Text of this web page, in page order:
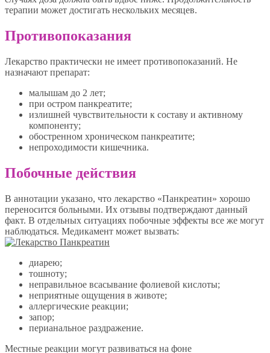
терапии может достигать нескольких месяцев.
Противопоказания
Лекарство практически не имеет противопоказаний. Не
назначают препарат:
малышам до 2 лет;
при остром панкреатите;
излишней чувствительности к составу и активному
компоненту;
обостренном хроническом панкреатите;
непроходимости кишечника.
Побочные действия
В аннотации указано, что лекарство «Панкреатин» хорошо
переносится больными. Их отзывы подтверждают данный
факт. В отдельных ситуациях побочные эффекты все же могут
наблюдаться. Медикамент может вызвать:
диарею;
тошноту;
неправильное всасывание фолиевой кислоты;
неприятные ощущения в животе;
аллергические реакции;
запор;
перианальное раздражение.
Местные реакции могут развиваться на фоне